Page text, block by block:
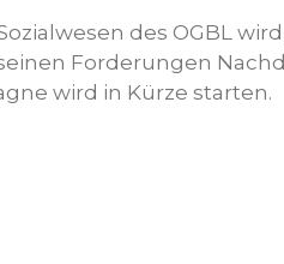
des OGBL
Forderungen
wird in Kürze starten.